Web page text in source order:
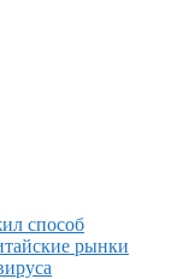
способ
рынки